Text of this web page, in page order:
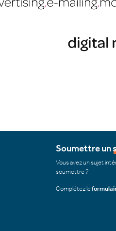
Soumettre un
Vous avez un sujet
soumettre ?
Complétez le